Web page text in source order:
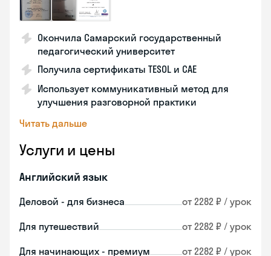
Окончила Самарский государственный
педагогический университет
Получила сертификаты TESOL и CAE
Использует коммуникативный метод для
улучшения разговорной практики
Читать дальше
Услуги и цены
Английский язык
Деловой - для бизнеса от 2282 ₽ / урок
Для путешествий от 2282 ₽ / урок
Для начинающих - премиум от 2282 ₽ / урок